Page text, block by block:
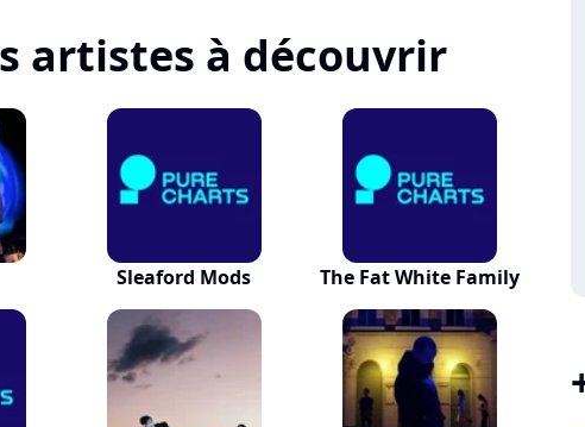
artistes à découvrir
Sleaford Mods The Fat White Family